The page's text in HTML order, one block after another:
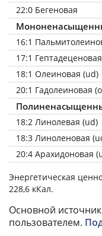
22:0 Бегеновая
16:1
17:1 Гептадеценовая
18:1 Олеиновая (ud)
20:1 Гадолеиновая
18:2 Линолевая (ud)
18:3 Линоленовая
20:4 Арахидоновая
Энергетическая
228,6 кКал.
Основной
пользователем.